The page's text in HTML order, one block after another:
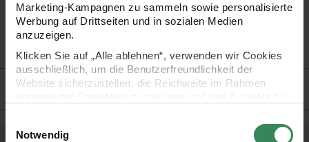
Marketing-Kampagnen zu sammeln sowie personalisierte
Werbung auf Drittseiten und in sozialen Medien
anzuzeigen.
Klicken Sie auf „Alle ablehnen“, verwenden wir Cookies
ausschließlich, um die Benutzerfreundlichkeit der
Website sicherzustellen, die Reichweite im Rahmen
Ihre Einwilligung ist freiwillig und kann jederzeit über den
Notwendig
Größe: Ø 2 cm
Farbe: neon-pastell
vielseitig verwendbar
Hersteller